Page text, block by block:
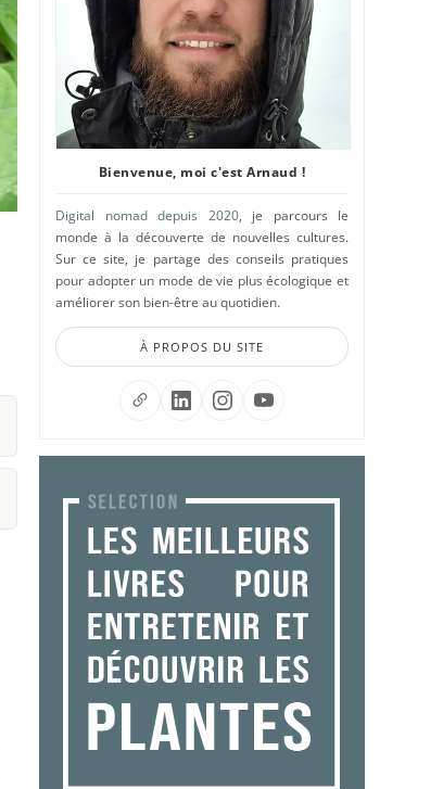
Bienvenue, moi c'est Arnaud !
Digital nomad depuis 2020, je parcours le
monde à la découverte de nouvelles cultures.
Sur ce site, je partage des conseils pratiques
pour adopter un mode de vie plus écologique et
améliorer son bien-être au quotidien.
À PROPOS DU SITE